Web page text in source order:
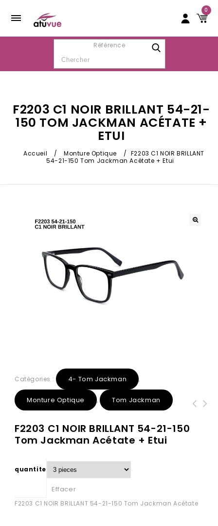
0
Référence
F2203 C1 NOIR BRILLANT 54-21-
150 TOM JACKMAN ACÉTATE +
ETUI
Accueil / Monture Optique / F2203 C1 NOIR BRILLANT
54-21-150 Tom Jackman Acétate + Etui
Catégories : 4- Tom Jackman ,
Monture Optique , Tom Jackman
F2203 C1 NOIR BRILLANT 54-21-150
Tom Jackman Acétate + Etui
quantite
Effacer
F2203 C1 NOIR BRILLANT 54-21-150 Tom Jackman Acétate